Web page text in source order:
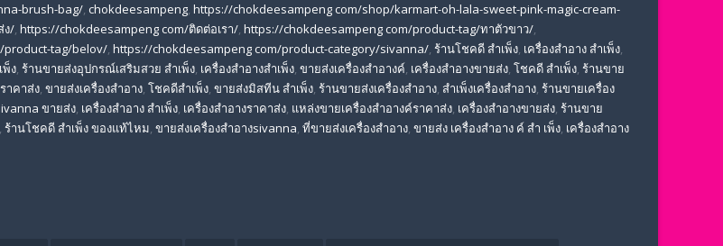
brush-bag/, chokdeesampeng, https://chokdeesampeng com/shop/karmart-oh-lala-sweet-pink-magic-cream-
ง/, https://chokdeesampeng com/ติดต่อเรา/, https://chokdeesampeng com/product-tag/ทาตัวขาว/,
product-tag/belov/, https://chokdeesampeng com/product-category/sivanna/, ร้านโชคดี สําเพ็ง, เครื่องสำอาง สำเพ็ง,
พ็ง, ร้านขายส่งอุปกรณ์เสริมสวย สําเพ็ง, เครื่องสำอางสำเพ็ง, ขายส่งเครื่องสำอางค์, เครื่องสำอางขายส่ง, โชคดี สําเพ็ง, ร้านขาย
าคาส่ง, ขายส่งเครื่องสำอาง, โชคดีสำเพ็ง, ขายส่งมิสทีน สําเพ็ง, ร้านขายส่งเครื่องสำอาง, สําเพ็งเครื่องสําอาง, ร้านขายเครื่อง
ขายส่ง, เครื่องสําอาง สําเพ็ง, เครื่องสําอางราคาส่ง, แหล่งขายเครื่องสําอางค์ราคาส่ง, เครื่องสําอางขายส่ง, ร้านขาย
, ร้านโชคดี สําเพ็ง ของแท้ไหม, ขายส่งเครื่องสําอางsivanna, ที่ขายส่งเครื่องสําอาง, ขายส่ง เครื่องสำอาง ค์ สำ เพ็ง, เครื่องสำอาง